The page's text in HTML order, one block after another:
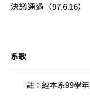
決議通過（97.6.16）
系歌
註：經本系99學